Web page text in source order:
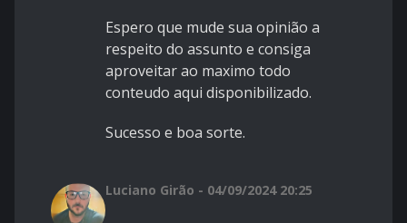
Espero que mude sua opinião a
respeito do assunto e consiga
aproveitar ao maximo todo
conteudo aqui disponibilizado.
Sucesso e boa sorte.
Luciano Girão - 04/09/2024 20:25